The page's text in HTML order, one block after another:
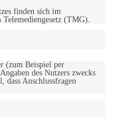
finden sich im
(TMG).
(zum Beispiel per
des Nutzers zwecks
dass Anschlussfragen